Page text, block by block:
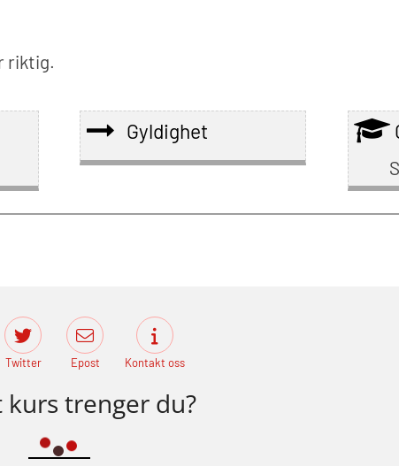
riktig.
Gyldighet
Twitter Epost Kontakt oss
kurs trenger du?